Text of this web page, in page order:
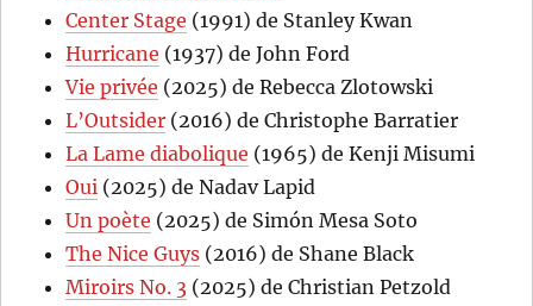
Center Stage (1991) de Stanley Kwan
Hurricane (1937) de John Ford
Vie privée (2025) de Rebecca Zlotowski
L’Outsider (2016) de Christophe Barratier
La Lame diabolique (1965) de Kenji Misumi
Oui (2025) de Nadav Lapid
Un poète (2025) de Simón Mesa Soto
The Nice Guys (2016) de Shane Black
Miroirs No. 3 (2025) de Christian Petzold